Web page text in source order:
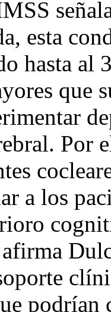
esta
hasta al
que
Por
a los